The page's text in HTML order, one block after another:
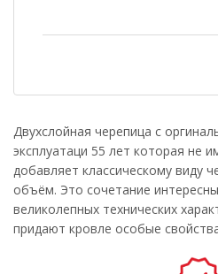
Америка
Европа
Барселона
Двухслойная черепица с
эксплуатаци 55 лет которая не
добавляет классическому виду
объём. Это сочетание
великолепных технических
придают кровле особые